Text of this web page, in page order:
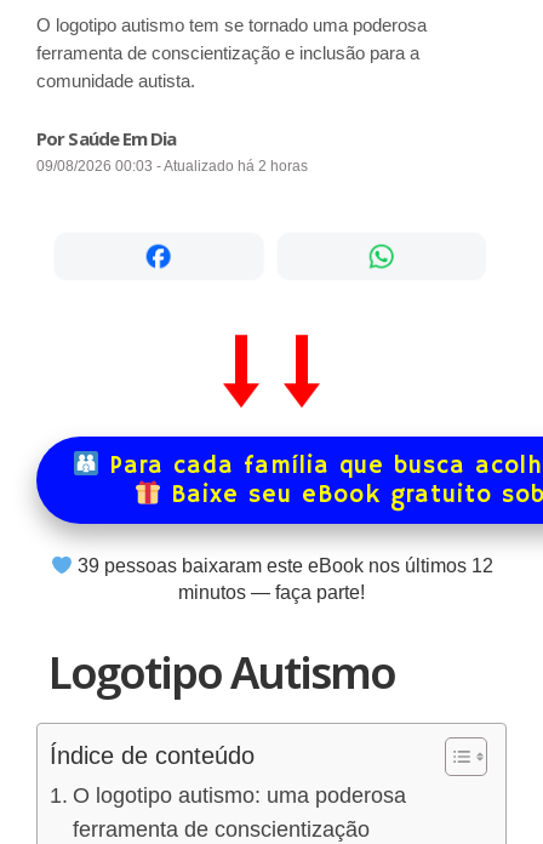
O logotipo autismo tem se tornado uma poderosa
ferramenta de conscientização e inclusão para a
comunidade autista.
Por Saúde Em Dia
09/08/2026 00:03 - Atualizado há 2 horas
Para cada família que busca
Baixe seu eBook gratuito
39pessoas baixaram este eBook nos últimos 12
minutos — faça parte!
Logotipo Autismo
Índice de conteúdo
O logotipo autismo: uma poderosa
ferramenta de conscientização